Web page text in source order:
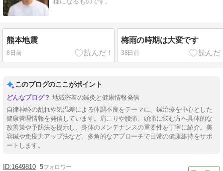
熊本地震
8日前
梅雨の時期は大変です
38日前
このブログのここがポイント
地域密着の鍼灸と健康情報発信
自律神経の乱れや気温差による体調不良をテーマに、鍼治療を中心とした
健康管理情報を発信しています。肩こりや腰痛、頭痛に悩む方へ具体的な
改善策や予防法を提示し、身体のメンテナンスの重要性を丁寧に紹介。美
容鍼や免疫力アップ法など、多角的なアプローチで日常の健康維持をサポ
ートします。
1649810 5